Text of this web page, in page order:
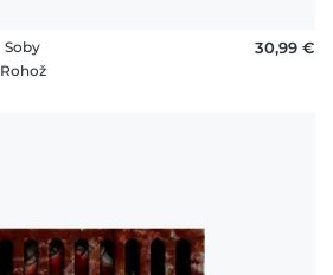
Soby
Rohož
30,99 €